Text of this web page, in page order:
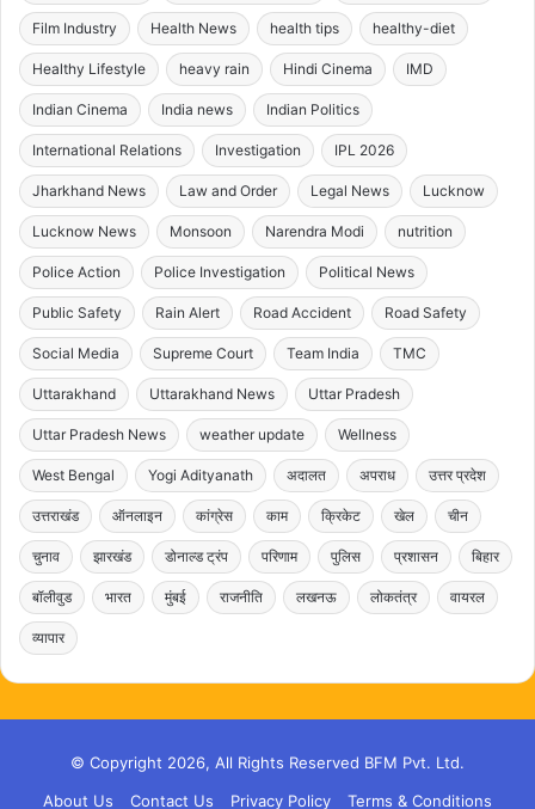
Film Industry Health News health tips healthy-diet
Healthy Lifestyle heavy rain Hindi Cinema IMD
Indian Cinema India news Indian Politics
International Relations Investigation IPL 2026
Jharkhand News Law and Order Legal News Lucknow
Lucknow News Monsoon Narendra Modi nutrition
Police Action Police Investigation Political News
Public Safety Rain Alert Road Accident Road Safety
Social Media Supreme Court Team India TMC
Uttarakhand Uttarakhand News Uttar Pradesh
Uttar Pradesh News weather update Wellness
West Bengal Yogi Adityanath अदालत अपराध उत्तर प्रदेश
उत्तराखंड ऑनलाइन कांग्रेस काम क्रिकेट खेल चीन
चुनाव झारखंड डोनाल्ड ट्रंप परिणाम पुलिस प्रशासन बिहार
बॉलीवुड भारत मुंबई राजनीति लखनऊ लोकतंत्र वायरल
व्यापार
© Copyright 2026, All Rights Reserved BFM Pvt. Ltd.
About Us
Contact Us Privacy Policy Terms & Conditions